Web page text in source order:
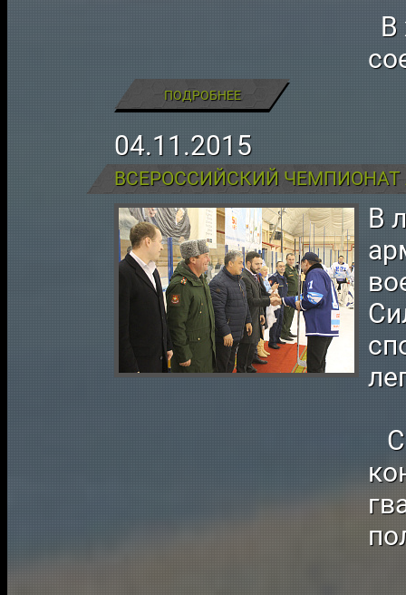
В
ПОДРОБНЕЕ
04.11.2015
ВСЕРОССИЙСКИЙ
В